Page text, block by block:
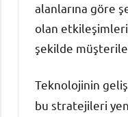
alanlarına göre
olan
şekilde
Teknolojinin
bu stratejileri